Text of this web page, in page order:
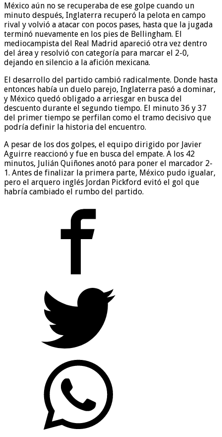
México aún no se recuperaba de ese golpe cuando un
minuto después, Inglaterra recuperó la pelota en campo
rival y volvió a atacar con pocos pases, hasta que la jugada
terminó nuevamente en los pies de Bellingham. El
mediocampista del Real Madrid apareció otra vez dentro
del área y resolvió con categoría para marcar el 2-0,
dejando en silencio a la afición mexicana.
El desarrollo del partido cambió radicalmente. Donde hasta
entonces había un duelo parejo, Inglaterra pasó a dominar,
y México quedó obligado a arriesgar en busca del
descuento durante el segundo tiempo. El minuto 36 y 37
del primer tiempo se perfilan como el tramo decisivo que
podría definir la historia del encuentro.
A pesar de los dos golpes, el equipo dirigido por Javier
Aguirre reaccionó y fue en busca del empate. A los 42
minutos, Julián Quiñones anotó para poner el marcador 2-
1. Antes de finalizar la primera parte, México pudo igualar,
pero el arquero inglés Jordan Pickford evitó el gol que
habría cambiado el rumbo del partido.